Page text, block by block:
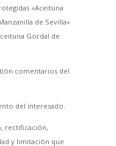
«Aceituna
de Sevilla»
Gordal de
comentarios del
del interesado.
rectificación,
y limitación que